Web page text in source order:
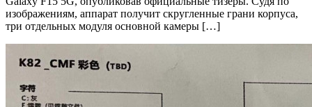
изображениям, аппарат получит скругленные грани корпуса,
три отдельных модуля основной камеры […]